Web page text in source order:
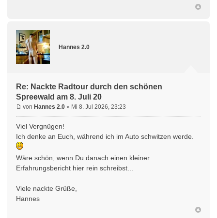
Hannes 2.0
Re: Nackte Radtour durch den schönen
Spreewald am 8. Juli 20
von Hannes 2.0 » Mi 8. Jul 2026, 23:23
Viel Vergnügen!
Ich denke an Euch, während ich im Auto schwitzen werde.
Wäre schön, wenn Du danach einen kleiner
Erfahrungsbericht hier rein schreibst...
Viele nackte Grüße,
Hannes